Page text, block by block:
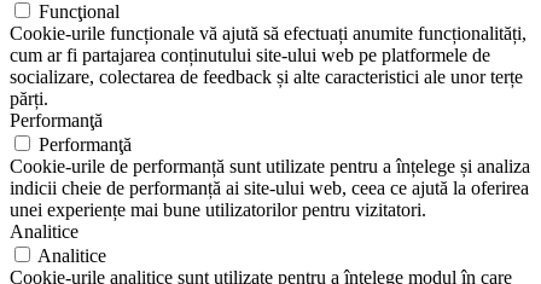
Funcţional
Cookie-urile funcționale vă ajută să efectuați anumite funcționalități,
cum ar fi partajarea conținutului site-ului web pe platformele de
socializare, colectarea de feedback și alte caracteristici ale unor terțe
părți.
Performanţă
Performanţă
Cookie-urile de performanță sunt utilizate pentru a înțelege și analiza
indicii cheie de performanță ai site-ului web, ceea ce ajută la oferirea
unei experiențe mai bune utilizatorilor pentru vizitatori.
Analitice
Analitice
Cookie-urile analitice sunt utilizate pentru a înțelege modul în care